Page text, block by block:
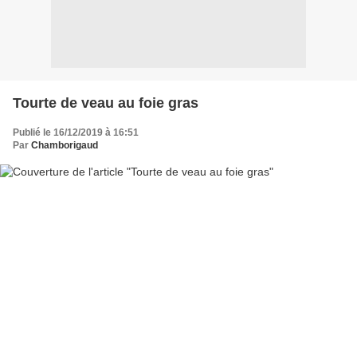
Tourte de veau au foie gras
Publié le 16/12/2019 à 16:51
Par Chamborigaud